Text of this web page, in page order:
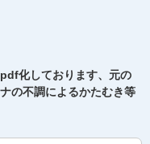
化しております、元の
の不調によるかたむき等